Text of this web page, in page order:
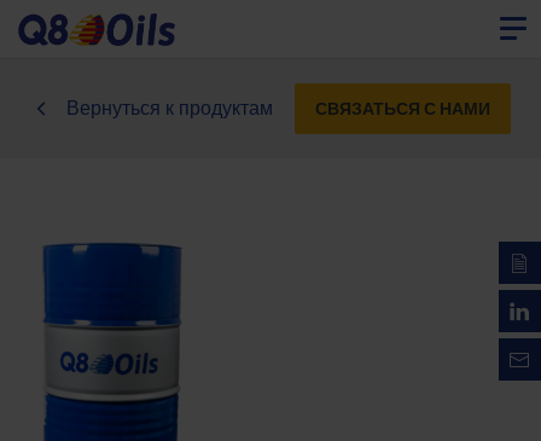
Вернуться к продуктам СВЯЗАТЬСЯ С НАМИ